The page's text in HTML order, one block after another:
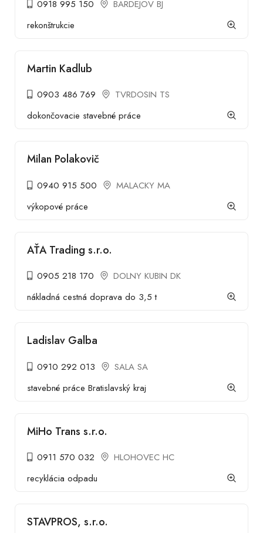
0918 995 150
BARDEJOV BJ
rekonštrukcie
Martin Kadlub
0903 486 769
TVRDOSIN TS
dokončovacie stavebné práce
Milan Polakovič
0940 915 500
MALACKY MA
výkopové práce
AŤA Trading s.r.o.
0905 218 170
DOLNY KUBIN DK
nákladná cestná doprava do 3,5 t
Ladislav Galba
0910 292 013
SALA SA
stavebné práce Bratislavský kraj
MiHo Trans s.r.o.
0911 570 032
HLOHOVEC HC
recyklácia odpadu
STAVPROS, s.r.o.